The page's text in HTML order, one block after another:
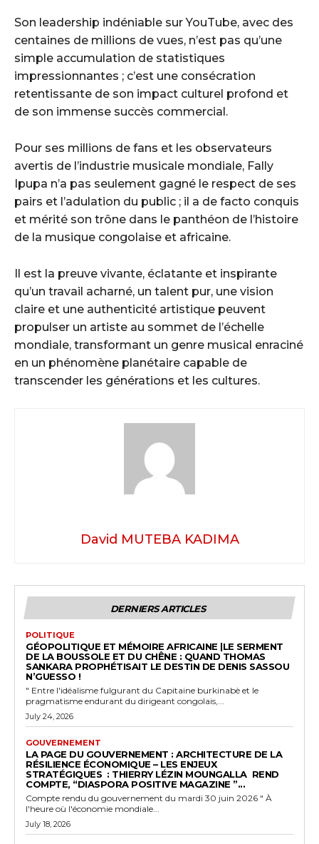
Son leadership indéniable sur YouTube, avec des
centaines de millions de vues, n’est pas qu’une
simple accumulation de statistiques
impressionnantes ; c’est une consécration
retentissante de son impact culturel profond et
de son immense succès commercial.
Pour ses millions de fans et les observateurs
avertis de l’industrie musicale mondiale, Fally
Ipupa n’a pas seulement gagné le respect de ses
pairs et l’adulation du public ; il a de facto conquis
et mérité son trône dans le panthéon de l’histoire
de la musique congolaise et africaine.
Il est la preuve vivante, éclatante et inspirante
qu’un travail acharné, un talent pur, une vision
claire et une authenticité artistique peuvent
propulser un artiste au sommet de l’échelle
mondiale, transformant un genre musical enraciné
en un phénomène planétaire capable de
transcender les générations et les cultures.
David MUTEBA KADIMA
DERNIERS ARTICLES
POLITIQUE
GÉOPOLITIQUE ET MÉMOIRE AFRICAINE |LE SERMENT
DE LA BOUSSOLE ET DU CHÊNE : QUAND THOMAS
SANKARA PROPHÉTISAIT LE DESTIN DE DENIS SASSOU
N’GUESSO !
" Entre l'idéalisme fulgurant du Capitaine burkinabè et le
pragmatisme endurant du dirigeant congolais,...
July 24, 2026
GOUVERNEMENT
LA PAGE DU GOUVERNEMENT : ARCHITECTURE DE LA
RÉSILIENCE ÉCONOMIQUE – LES ENJEUX
STRATÉGIQUES : THIERRY LÉZIN MOUNGALLA REND
COMPTE, “DIASPORA POSITIVE MAGAZINE ”...
Compte rendu du gouvernement du mardi 30 juin 2026 " À
l'heure où l'économie mondiale...
July 18, 2026